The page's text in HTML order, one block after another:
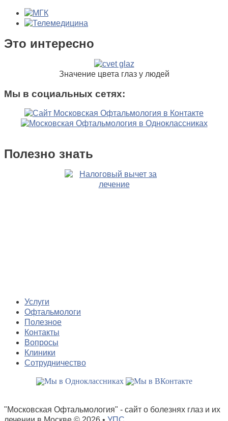
Это интересно
Значение цвета глаз у людей
Мы в социальных сетях:
Полезно знать
Услуги
Офтальмологи
Полезное
Контакты
Вопросы
Клиники
Сотрудничество
"Московская Офтальмология" - сайт о болезнях глаз и их